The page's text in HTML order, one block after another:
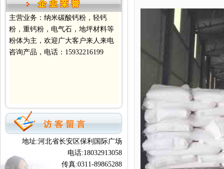
主营业务：纳米碳酸钙粉，轻钙
粉，重钙粉，电气石，地坪材料等
粉体为主，欢迎广大客户来人来电
咨询产品，电话：15932216199
地址:河北省长安区保利国际广场
电话:18032913058
传真:0311-89865288